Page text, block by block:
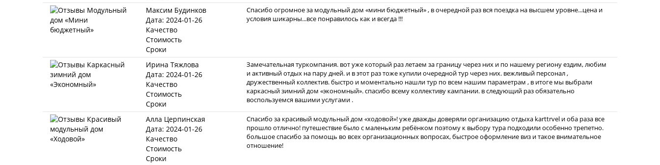
Максим Будинков
Дата: 2024-01-26
Качество
Стоимость
Сроки
Спасибо огромное за модульный дом «мини бюджетный» , в очередной раз вся поездка на высшем уровне...цена и
условия шикарны...все понравилось как и всегда !!!
Ирина Тяжлова
Дата: 2024-01-26
Качество
Стоимость
Сроки
Замечательная туркомпания. вот уже который раз летаем за границу через них и по нашему региону ездим, любим
и активный отдых на пару дней. и в этот раз тоже купили очередной тур через них. вежливый персонал ,
дружественный коллектив. быстро и моментально нашли тур по всем нашим параметрам , в итоге мы выбрали
каркасный зимний дом «экономный». спасибо всему коллективу кампании. в следующий раз обязательно
воспользуемся вашими услугами .
Алла Церпинская
Дата: 2024-01-26
Качество
Стоимость
Сроки
Спасибо за красивый модульный дом «ходовой»! уже дважды доверяли организацию отдыха karttrvel и оба раза все
прошло отлично! путешествие было с маленьким ребёнком поэтому к выбору тура подходили особенно трепетно.
большое спасибо за помощь во всех организационных вопросах, быстрое оформление виз и такое внимательное
отношение!